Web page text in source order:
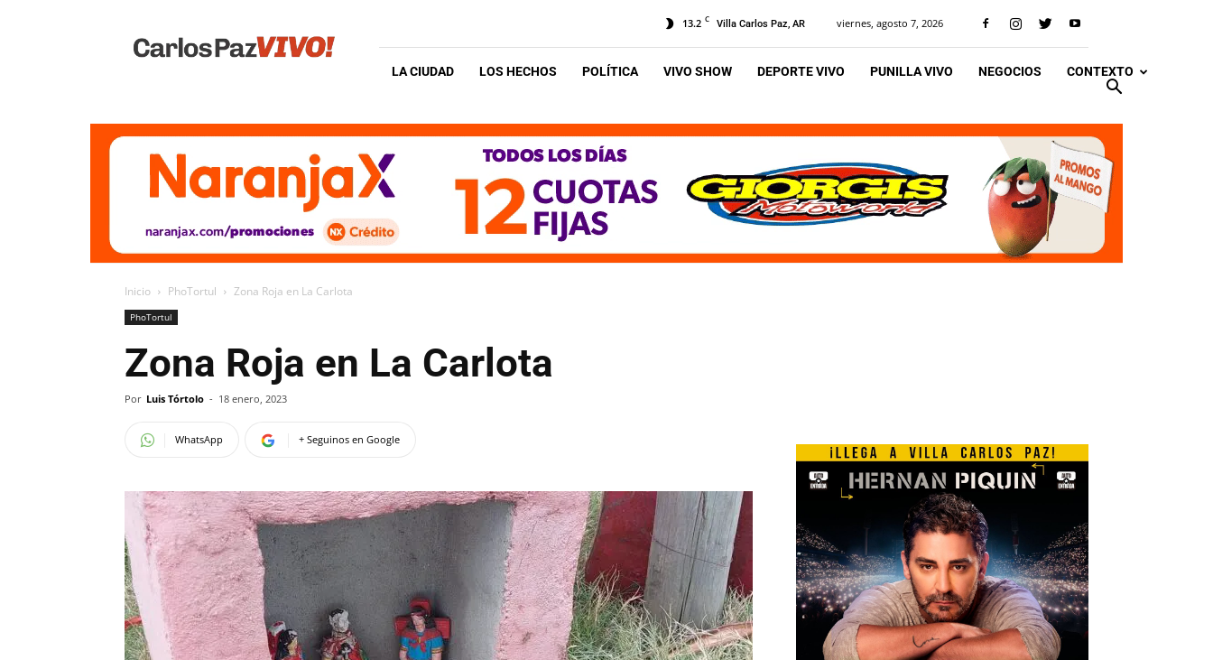
Vivo
13.2 C Villa Carlos Paz, AR viernes, agosto 7, 2026
LA CIUDAD LOS HECHOS POLÍTICA VIVO SHOW DEPORTE VIVO PUNILLA VIVO NEGOCIOS CONTEXTO
Inicio PhoTortul Zona Roja en La Carlota
PhoTortul
Zona Roja en La Carlota
Por Luis Tórtolo - 18 enero, 2023
WhatsApp + Seguinos en Google